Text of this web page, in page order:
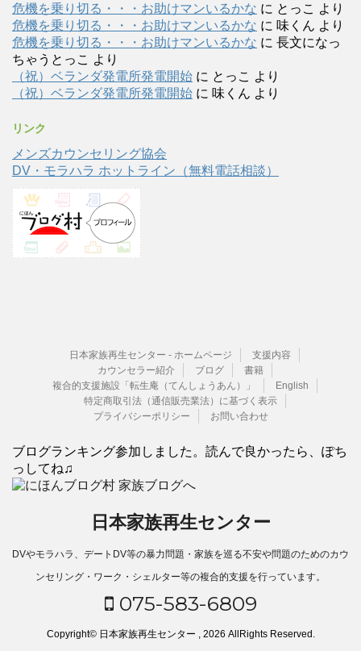
危機を乗り切る・・・お助けマンいるかな に とっこ より
危機を乗り切る・・・お助けマンいるかな に 味くん より
危機を乗り切る・・・お助けマンいるかな に 長文になっ
ちゃうとっこ より
（祝）ベランダ発電所発電開始 に とっこ より
（祝）ベランダ発電所発電開始 に 味くん より
リンク
メンズカウンセリング協会
DV・モラハラ ホットライン（無料電話相談）
日本家族再生センター - ホームページ
支援内容
カウンセラー紹介
ブログ
書籍
複合的支援施設「転生庵（てんしょうあん）」
English
特定商取引法（通信販売業法）に基づく表示
プライバシーポリシー
お問い合わせ
ブログランキング参加しました。読んで良かったら、ぽち
っしてね♫
日本家族再生センター
DVやモラハラ、デートDV等の暴力問題・家族を巡る不安や問題のためのカウ
ンセリング・ワーク・シェルター等の複合的支援を行っています。
075-583-6809
Copyright© 日本家族再生センター , 2026 AllRights Reserved.